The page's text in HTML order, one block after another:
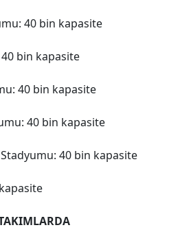
40 bin kapasite
bin kapasite
40 bin kapasite
40 bin kapasite
40 bin kapasite